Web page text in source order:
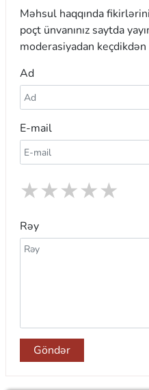
Məhsul haqqında
poçt ünvanınız saytda
moderasiyadan
Ad
E-mail
★
★
★
★
★
Rəy
Göndər